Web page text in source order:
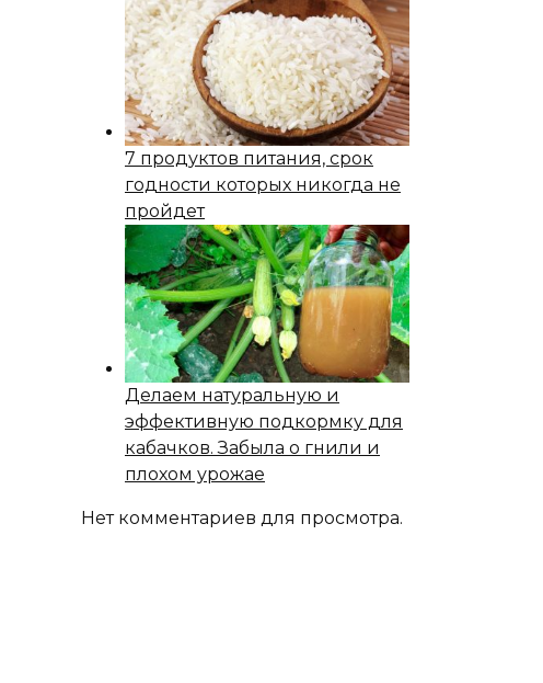
7 продуктов питания, срок
годности которых никогда не
пройдет
Делаем натуральную и
эффективную подкормку для
кабачков. Забыла о гнили и
плохом урожае
Нет комментариев для просмотра.